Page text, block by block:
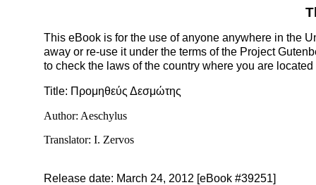
This eBook is for the use of anyone anywhere in the
away or re-use it under the terms of the Project
to check the laws of the country where you are
Title: Προμηθεύς Δεσμώτης
Author: Aeschylus
Translator: I. Zervos
Release date: March 24, 2012 [eBook #39251]